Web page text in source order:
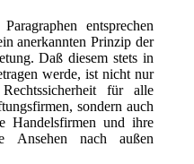
entsprechen
anerkannten Prinzip der
Daß diesem stets in
werde, ist nicht nur
Rechtssicherheit für alle
sondern auch
Handelsfirmen und ihre
Ansehen nach außen